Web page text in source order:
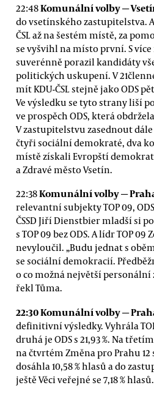
22:48Komunální volby —
do vsetínského zastupitelstva.
ČSL až na šestém místě, za
se vyšvihl na místo první. S
suverénně porazil kandidáty
politických uskupení. V
mít KDU-ČSL stejně jako ODS
Ve výsledku se tyto strany liší
ve prospěch ODS, která
V zastupitelstvu zasednout dále
čtyři sociální demokraté, dva
místě získali Evropští
a Zdravé město Vsetín.
22:38Komunální volby —
relevantní subjekty TOP 09,
ČSSD Jiří Dienstbier mladší si
s TOP 09 bez ODS. A lídr TOP
nevyloučil. „Budu jednat s
se sociální demokracií.
o co možná největší personální
řekl Tůma.
22:30Komunální volby—
definitivní výsledky. Vyhrála
druhá je ODS s 21,93 %. Na třetím
na čtvrtém Změna pro Prahu 12
dosáhla 10,58 % hlasů a do
ještě Věci veřejné se 7,18 % hlasů.